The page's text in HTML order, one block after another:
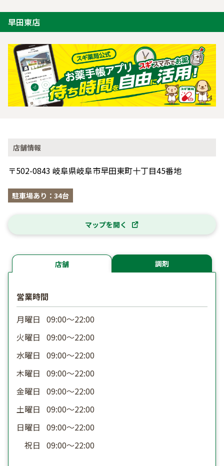
早田東店
店舗情報
〒502-0843 岐阜県岐阜市早田東町十丁目45番地
駐車場あり：34台
マップを開く
店舗 調剤
営業時間
月曜日 09:00〜22:00
火曜日 09:00〜22:00
水曜日 09:00〜22:00
木曜日 09:00〜22:00
金曜日 09:00〜22:00
土曜日 09:00〜22:00
日曜日 09:00〜22:00
祝日 09:00〜22:00